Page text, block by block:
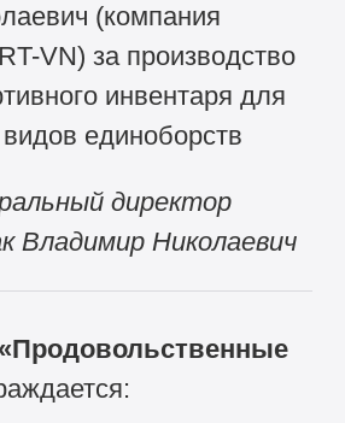
(компания
VN) за производство
инвентаря для
единоборств
директор
Владимир Николаевич
«Продовольственные